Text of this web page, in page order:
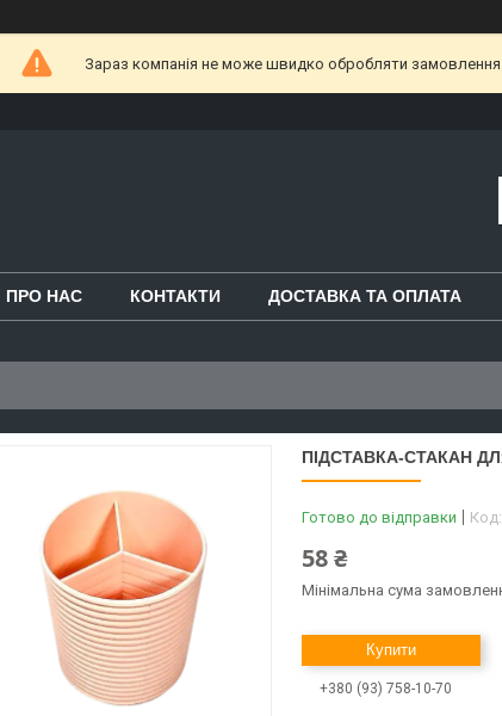
Зараз компанія не може швидко обробляти замовлення
ПРО НАС КОНТАКТИ ДОСТАВКА ТА ОПЛАТА
ПІДСТАВКА-СТАКАН
Готово до відправки Код:
58 ₴
Мінімальна сума
Купити
+380 (93) 758-10-70